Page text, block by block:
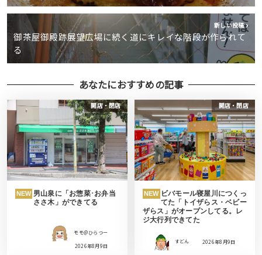
新しい投稿
御茶屋御殿跡展望広場に続く道にキレイな階段が作られて
る
あなたにおすすめの記事
開店・閉店
NEW 男山泉に「お惣菜･お弁当
ささ木」ができてる
モモ＠ひらつー
2026年8月9日
開店・閉店
NEW ビバモール寝屋川につくっ
てた「トイザらス・ベビー
ザらス」がオープンしてる。レ
ジ大行列できてた
すどん 2026年8月9日